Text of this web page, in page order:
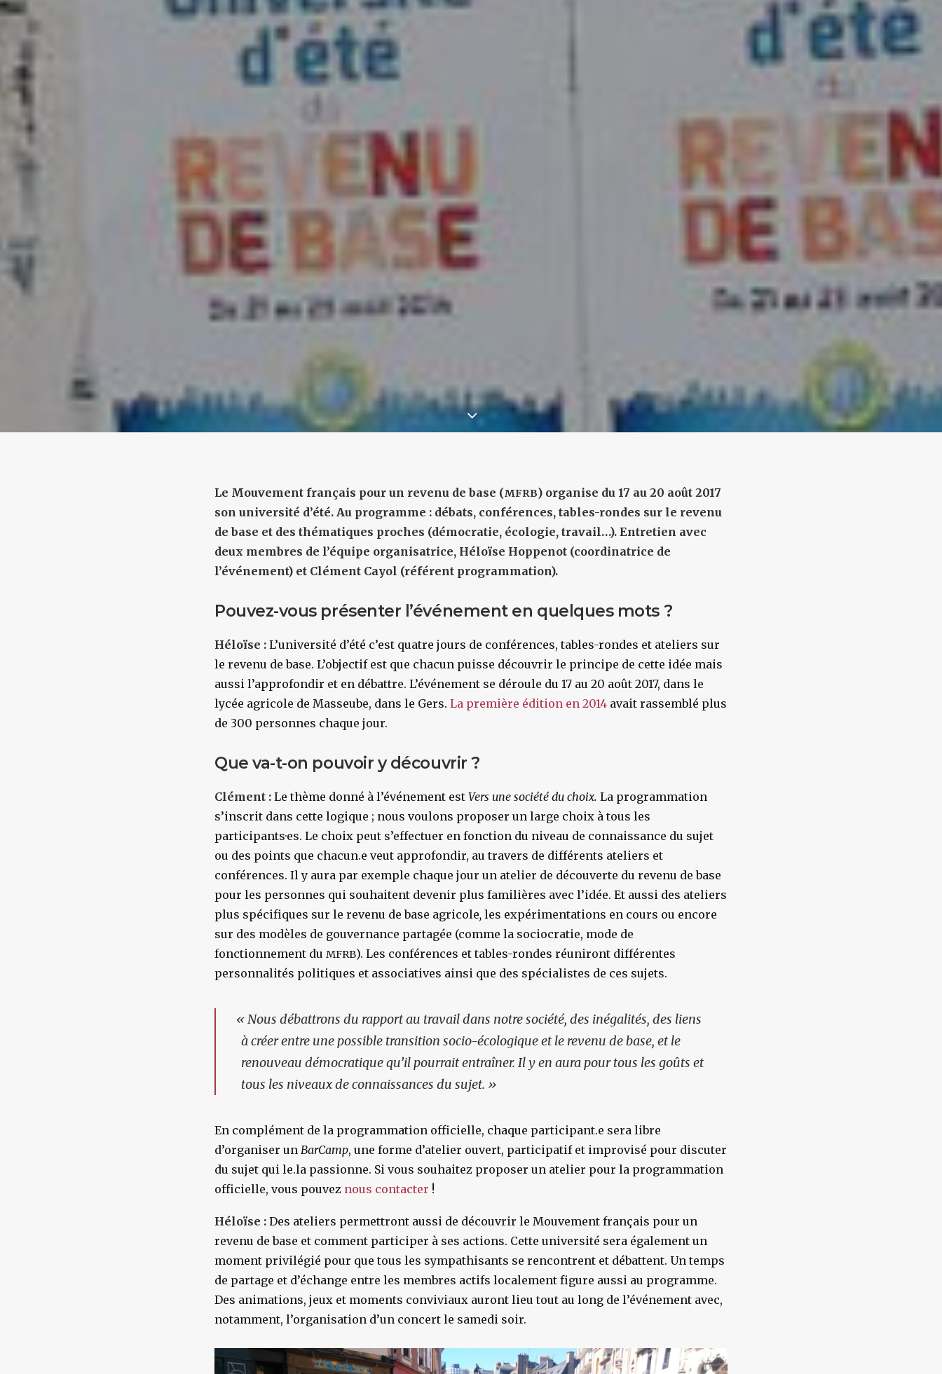
Le Mouvement français pour un revenu de base (MFRB) organise du 17 au 20 août 2017
son université d’été. Au programme : débats, conférences, tables-rondes sur le revenu
de base et des thématiques proches (démocratie, écologie, travail…). Entretien avec
deux membres de l’équipe organisatrice, Héloïse Hoppenot (coordinatrice de
l’événement) et Clément Cayol (référent programmation).
Pouvez-vous présenter l’événement en quelques mots ?
Héloïse : L’université d’été c’est quatre jours de conférences, tables-rondes et ateliers sur
le revenu de base. L’objectif est que chacun puisse découvrir le principe de cette idée mais
aussi l’approfondir et en débattre. L’événement se déroule du 17 au 20 août 2017, dans le
lycée agricole de Masseube, dans le Gers. La première édition en 2014 avait rassemblé plus
de 300 personnes chaque jour.
Que va-t-on pouvoir y découvrir ?
Clément : Le thème donné à l’événement est Vers une société du choix. La programmation
s’inscrit dans cette logique ; nous voulons proposer un large choix à tous les
participants·es. Le choix peut s’effectuer en fonction du niveau de connaissance du sujet
ou des points que chacun.e veut approfondir, au travers de différents ateliers et
conférences. Il y aura par exemple chaque jour un atelier de découverte du revenu de base
pour les personnes qui souhaitent devenir plus familières avec l’idée. Et aussi des ateliers
plus spécifiques sur le revenu de base agricole, les expérimentations en cours ou encore
sur des modèles de gouvernance partagée (comme la sociocratie, mode de
fonctionnement du MFRB). Les conférences et tables-rondes réuniront différentes
personnalités politiques et associatives ainsi que des spécialistes de ces sujets.
«Nous débattrons du rapport au travail dans notre société, des inégalités, des liens
à créer entre une possible transition socio-écologique et le revenu de base, et le
renouveau démocratique qu’il pourrait entraîner. Il y en aura pour tous les goûts et
tous les niveaux de connaissances du sujet. »
En complément de la programmation officielle, chaque participant.e sera libre
d’organiser un BarCamp, une forme d’atelier ouvert, participatif et improvisé pour discuter
du sujet qui le.la passionne. Si vous souhaitez proposer un atelier pour la programmation
officielle, vous pouvez nous contacter !
Héloïse : Des ateliers permettront aussi de découvrir le Mouvement français pour un
revenu de base et comment participer à ses actions. Cette université sera également un
moment privilégié pour que tous les sympathisants se rencontrent et débattent. Un temps
de partage et d’échange entre les membres actifs localement figure aussi au programme.
Des animations, jeux et moments conviviaux auront lieu tout au long de l’événement avec,
notamment, l’organisation d’un concert le samedi soir.